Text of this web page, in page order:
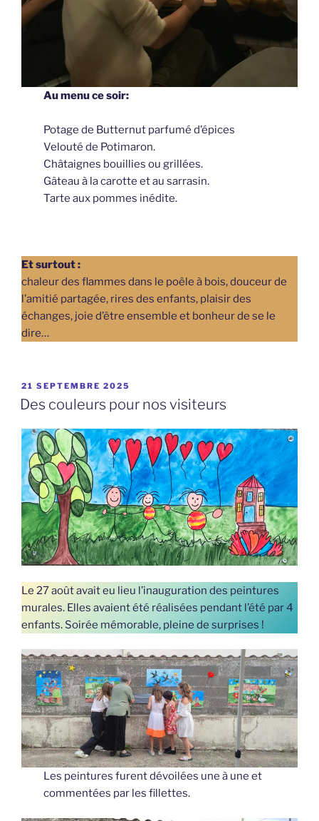
Au menu ce soir:
Potage de Butternut parfumé d’épices
Velouté de Potimaron.
Châtaignes bouillies ou grillées.
Gâteau à la carotte et au sarrasin.
Tarte aux pommes inédite.
Et surtout :
chaleur des flammes dans le poêle à bois, douceur de
l’amitié partagée, rires des enfants, plaisir des
échanges, joie d’être ensemble et bonheur de se le
dire…
PUBLIÉ
LE
21 SEPTEMBRE 2025
Des couleurs pour nos visiteurs
Le 27 août avait eu lieu l’inauguration des peintures
murales. Elles avaient été réalisées pendant l’été par 4
enfants. Soirée mémorable, pleine de surprises !
Les peintures furent dévoilées une à une et
commentées par les fillettes.